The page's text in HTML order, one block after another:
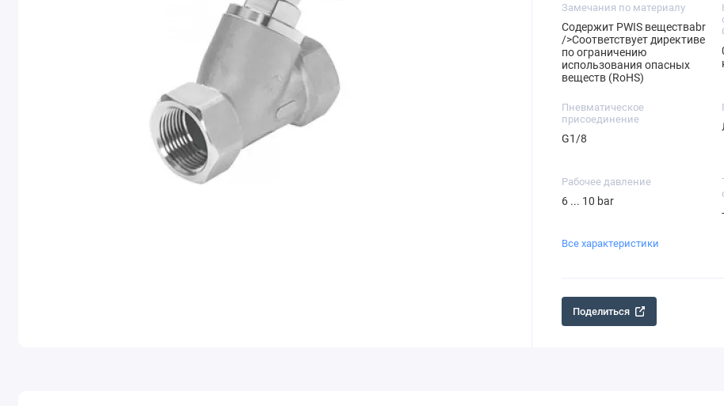
Замечания по материалу
Содержит PWIS веществаbr
/>Соответствует директиве
по ограничению
использования опасных
веществ (RoHS)
Пневматическое
присоединение
G1/8
Рабочее давление
6 ... 10 bar
Все характеристики
Поделиться